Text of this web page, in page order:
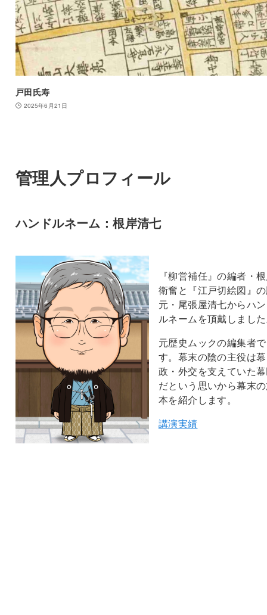
戸田氏寿
2025年6月21日
管理人プロフィール
ハンドルネーム：根岸清七
『柳営補任』の編者・
衛奮と『江戸切絵図』
元・尾張屋清七からハ
ルネームを頂戴しまし
元歴史ムックの編集者で
す。幕末の陰の主役は幕
政・外交を支えていた
だという思いから幕末
本を紹介します。
講演実績